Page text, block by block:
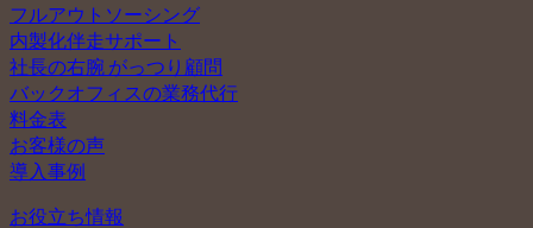
フルアウトソーシング
内製化伴走サポート
社長の右腕 がっつり顧問
バックオフィスの業務代行
料金表
お客様の声
導入事例
お役立ち情報